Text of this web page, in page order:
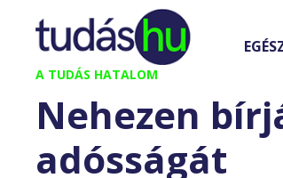
Kilépés
tartalomba
A TUDÁS HATALOM
Nehezen
adósságát